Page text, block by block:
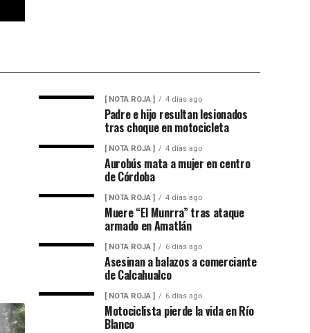
[ NOTA ROJA ] 4 días ago
Padre e hijo resultan lesionados
tras choque en motocicleta
[ NOTA ROJA ] 4 días ago
Aurobús mata a mujer en centro
de Córdoba
[ NOTA ROJA ] 4 días ago
Muere “El Munrra” tras ataque
armado en Amatlán
[ NOTA ROJA ] 6 días ago
Asesinan a balazos a comerciante
de Calcahualco
[ NOTA ROJA ] 6 días ago
Motociclista pierde la vida en Río
Blanco